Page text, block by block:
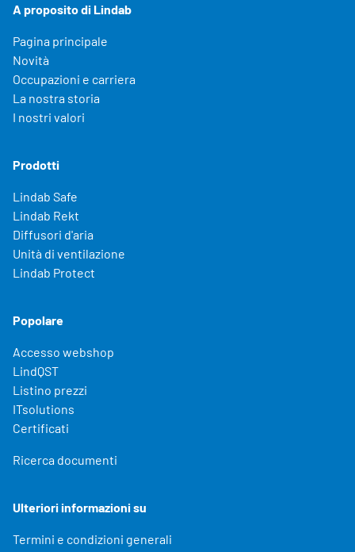
A proposito di Lindab
Pagina principale
Novità
Occupazioni e carriera
La nostra storia
I nostri valori
Prodotti
Lindab Safe
Lindab Rekt
Diffusori d'aria
Unità di ventilazione
Lindab Protect
Popolare
Accesso webshop
LindQST
Listino prezzi
ITsolutions
Certificati
Ricerca documenti
Ulteriori informazioni su
Termini e condizioni generali